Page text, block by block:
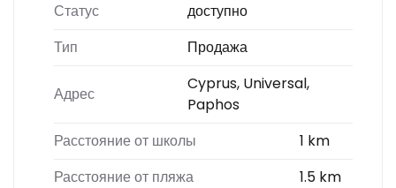
Статус
доступно
Тип
Продажа
Адрес
Cyprus, Universal,
Paphos
Расстояние от школы
1 km
Расстояние от пляжа
1.5 km